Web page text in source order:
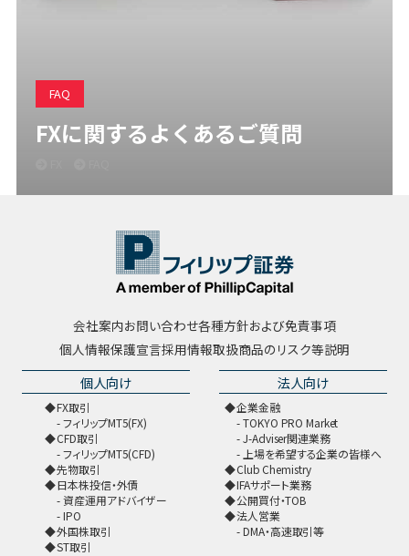
FAQ
FXに関するよくあるご質問
会社案内お問い合わせ各種方針および免責事項
個人情報保護宣言採用情報取扱商品のリスク等説明
個人向け
FX取引
フィリップMT5(FX)
CFD取引
フィリップMT5(CFD)
先物取引
日本株投信・外債
資産運用アドバイザー
IPO
外国株取引
ST取引
法人向け
企業金融
TOKYO PRO Market
J-Adviser関連業務
上場を希望する企業の皆様へ
Club Chemistry
IFAサポート業務
公開買付・TOB
法人営業
DMA・高速取引等